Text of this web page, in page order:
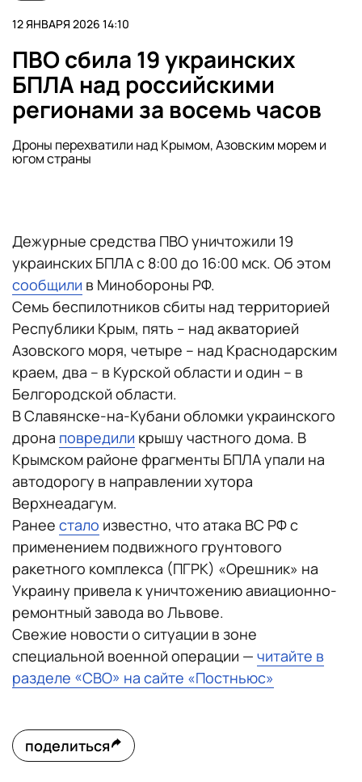
12 ЯНВАРЯ 2026 14:10
ПВО сбила 19 украинских
БПЛА над российскими
регионами за восемь часов
Дроны перехватили над Крымом, Азовским морем и
югом страны
Дежурные средства ПВО уничтожили 19
украинских БПЛА с 8:00 до 16:00 мск. Об этом
сообщили в Минобороны РФ.
Семь беспилотников сбиты над территорией
Республики Крым, пять – над акваторией
Азовского моря, четыре – над Краснодарским
краем, два – в Курской области и один – в
Белгородской области.
В Славянске-на-Кубани обломки украинского
дрона повредили крышу частного дома. В
Крымском районе фрагменты БПЛА упали на
автодорогу в направлении хутора
Верхнеадагум.
Ранее стало известно, что атака ВС РФ с
применением подвижного грунтового
ракетного комплекса (ПГРК) «Орешник» на
Украину привела к уничтожению авиационно-
ремонтный завода во Львове.
Свежие новости о ситуации в зоне
специальной военной операции — читайте в
разделе «СВО» на сайте «Постньюс»
поделиться